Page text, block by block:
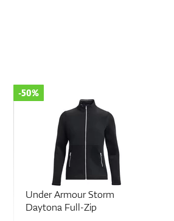
Under Armour Storm
Daytona FZ